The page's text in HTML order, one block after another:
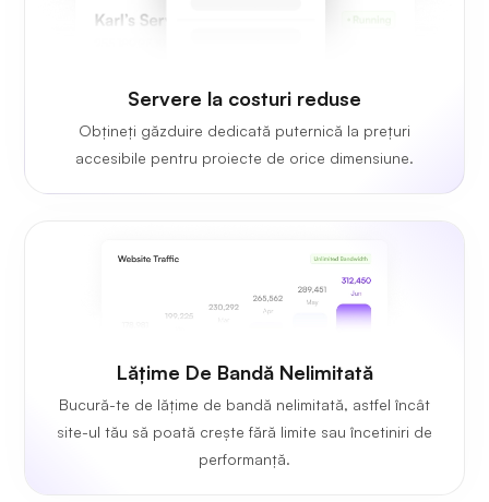
Servere la costuri reduse
Obțineți găzduire dedicată puternică la prețuri
accesibile pentru proiecte de orice dimensiune.
Lățime De Bandă Nelimitată
Bucură-te de lățime de bandă nelimitată, astfel încât
site-ul tău să poată crește fără limite sau încetiniri de
performanță.